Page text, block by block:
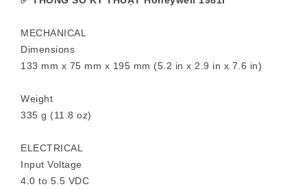
MECHANICAL
Dimensions
133 mm x 75 mm x 195 mm (5.2 in x 2.9 in x 7.6 in)
Weight
335 g (11.8 oz)
ELECTRICAL
Input Voltage
4.0 to 5.5 VDC